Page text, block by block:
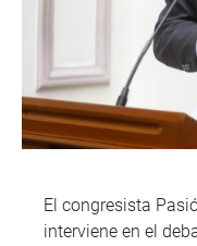
El congresista
interviene en el